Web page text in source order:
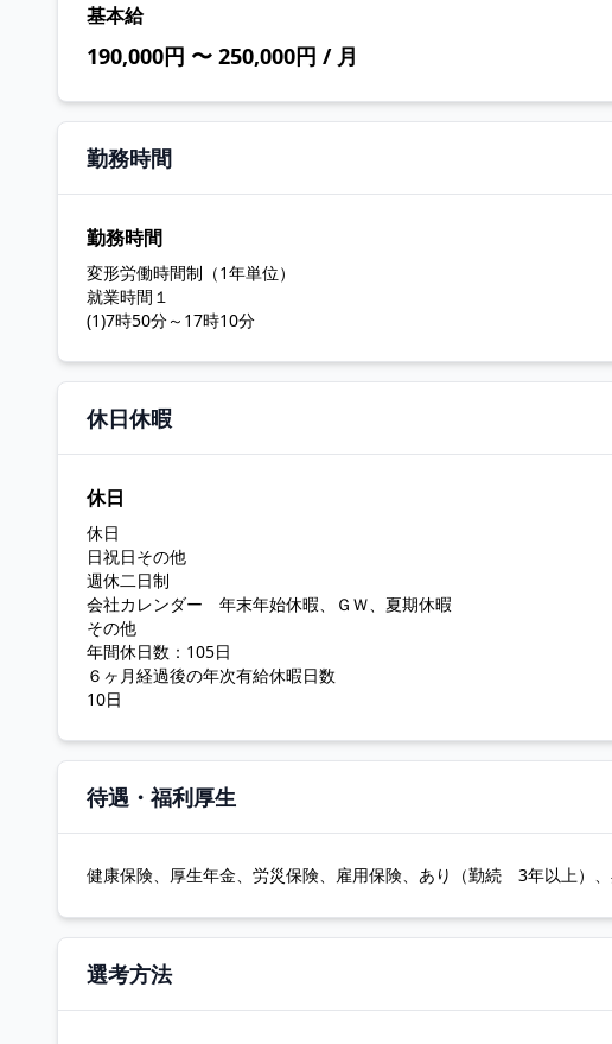
基本給
190,000円 〜 250,000円 / 月
勤務時間
勤務時間
変形労働時間制（1年単位）
就業時間１
(1)7時50分～17時10分
休日休暇
休日
休日
日祝日その他
週休二日制
会社カレンダー 年末年始休暇、ＧＷ、夏期休暇
その他
年間休日数：105日
６ヶ月経過後の年次有給休暇日数
10日
待遇・福利厚生
健康保険、厚生年金、労災保険、雇用保険、あり（勤続 3年以上）
選考方法